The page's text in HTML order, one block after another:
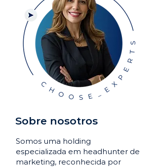
Sobre nosotros
Somos uma holding
especializada em headhunter de
marketing, reconhecida por